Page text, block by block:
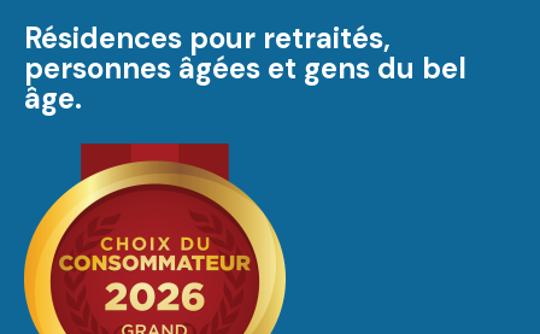
Résidences pour retraités,
personnes âgées et gens du bel
âge.